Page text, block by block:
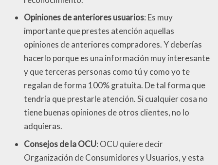
Opiniones de anteriores usuarios: Es muy
importante que prestes atención aquellas
opiniones de anteriores compradores. Y deberías
hacerlo porque es una información muy interesante
y que terceras personas como tú y como yo te
regalan de forma 100% gratuita. De tal forma que
tendría que prestarle atención. Si cualquier cosa no
tiene buenas opiniones de otros clientes, no lo
adquieras.
Consejos de la OCU: OCU quiere decir
Organización de Consumidores y Usuarios, y esta